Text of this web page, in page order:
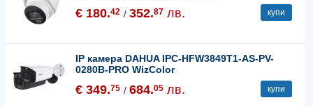
€ 180.42 / 352.87 лв. купи
IP камера DAHUA IPC-HFW3849T1-AS-PV-
0280B-PRO WizColor
€ 349.75 / 684.05 лв. купи